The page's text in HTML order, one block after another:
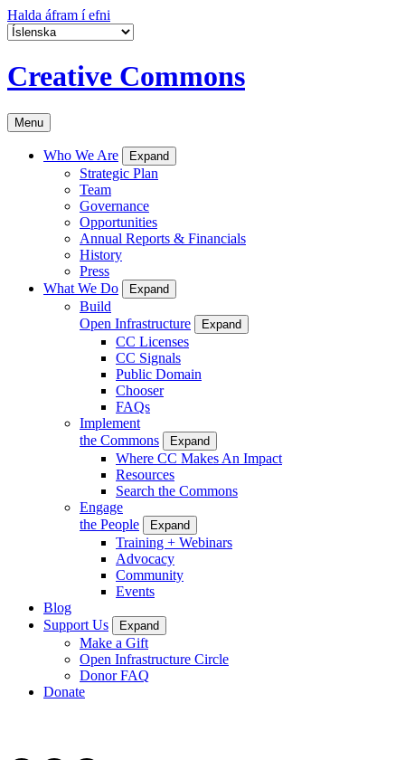
Halda áfram í efni
Creative Commons
Menu
Who We Are Expand
Strategic Plan
Team
Governance
Opportunities
Annual Reports & Financials
History
Press
What We Do
Expand
Build
Open Infrastructure
Expand
CC Licenses
CC Signals
Public Domain
Chooser
FAQs
Implement
the Commons
Expand
Where CC Makes An Impact
Resources
Search the Commons
Engage
the People
Expand
Training + Webinars
Advocacy
Community
Events
Blog
Support Us
Expand
Make a Gift
Open Infrastructure Circle
Donor FAQ
Donate